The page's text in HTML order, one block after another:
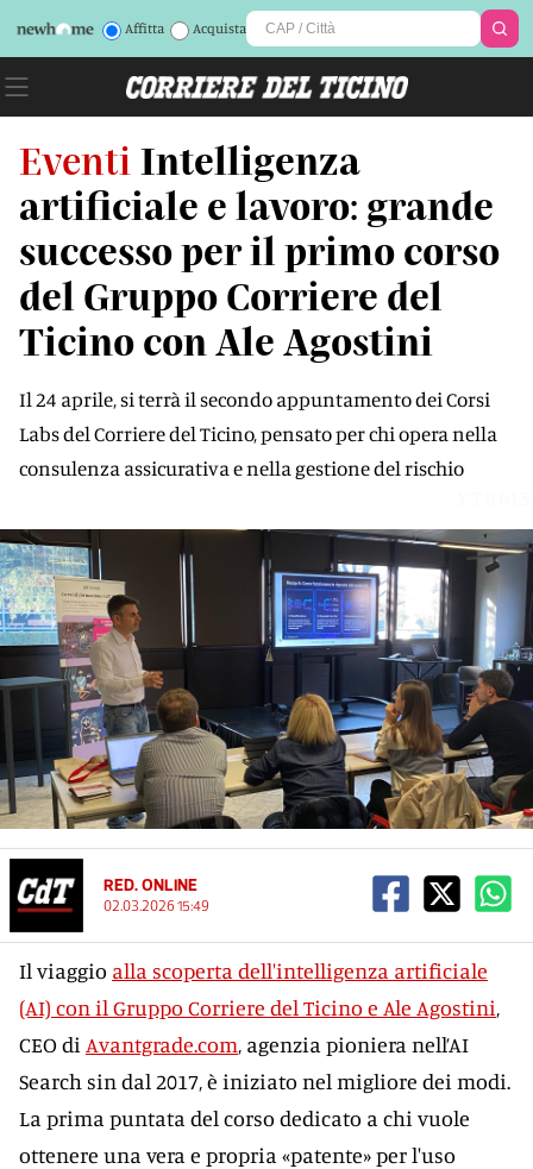
Affitta Acquista
Eventi Intelligenza
artificiale e lavoro: grande
successo per il primo corso
del Gruppo Corriere del
Ticino con Ale Agostini
Il 24 aprile, si terrà il secondo appuntamento dei Corsi
Labs del Corriere del Ticino, pensato per chi opera nella
consulenza assicurativa e nella gestione del rischio
RED. ONLINE
02.03.2026 15:49
Il viaggio alla scoperta dell'intelligenza artificiale
(AI) con il Gruppo Corriere del Ticino e Ale Agostini,
CEO di Avantgrade.com, agenzia pioniera nell’AI
Search sin dal 2017, è iniziato nel migliore dei modi.
La prima puntata del corso dedicato a chi vuole
ottenere una vera e propria «patente» per l'uso